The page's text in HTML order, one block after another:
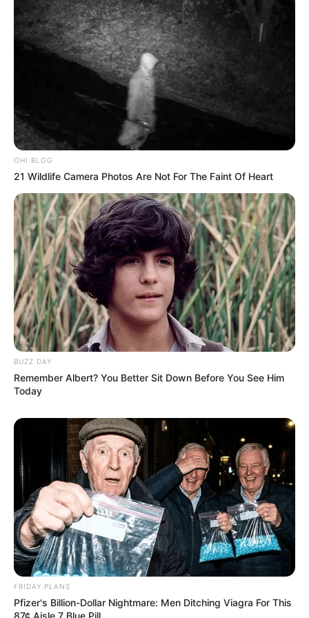
ΔΗΜΟΣΙΟΥ
ΣΤΟ ΜΕΤΑΞΥ, ΕΓΙΝΕ ΓΝΩΣΤΗΗ ΚΑΤΑΘΕΣΗ ΤΩΝ
ΠΡΩΤΩΝ ΑΓΩΓΩΝ ΑΠΟ ΕΠΙΧΕΙΡΗΜΑΤΙΕΣ ΤΗΣ
ΕΣΤΙΑΣΗΣ, ΠΟΥ ΔΙΕΚΔΙΚΟΥΝ ΑΠΟΖΗΜΙΩΣΕΙΣ ΑΠΟ ΤΟ
ΕΛΛΗΝΙΚΟ ΔΗΜΟΣΙΟ
, ΓΙΑ ΤΗΝ ΑΠΑΓΟΡΕΥΣΗ
ΛΕΙΤΟΥΡΓΙΑΣ ΤΩΝ ΚΑΤΑΣΤΗΜΑΤΩΝ ΤΟΥΣ.
«ΟΙ ΑΝΘΡΩΠΟΙ ΤΗΣ ΕΣΤΙΑΣΗΣ ΣΤΕΡΗΘΗΚΑΝ ΤΟΥ
ΔΙΚΑΙΩΜΑΤΟΣ ΤΗΣ ΕΠΑΓΓΕΛΜΑΤΙΚΗΣ ΕΛΕΥΘΕΡΙΑΣ, ΤΗΣ
ΕΠΙΧΕΙΡΗΜΑΤΙΚΗΣ ΕΛΕΥΘΕΡΙΑΣ, ΤΟΥ ΔΙΚΑΙΩΜΑΤΟΣ
ΣΤΗΝ ΕΡΓΑΣΙΑ ΚΑΙ ΣΕ ΑΞΙΟΠΡΕΠΗ ΔΙΑΒΙΩΣΗ»,
ΑΝΑΦΕΡΕΤΑΙ ΣΤΗΝ ΑΝΑΚΟΙΝΩΣΗ ΤΗΣ
ΠΡΩΤΟΒΟΥΛΙΑΣΚΥΚΛΟΣ ΕΠΑΓΓΕΛΜΑΤΙΩΝ ΕΣΤΙΑΣΗΣ,
ΤΟ ΠΛΗΡΕΣ ΚΕΙΜΕΝΟ ΤΗΣ ΟΠΟΙΑΣ ΕΙΝΑΙ ΤΟ ΑΚΟΛΟΥΘΟ:
ΠΡΩΤΕΣ ΑΓΩΓΕΣ ΑΠΟΖΗΜΙΩΣΗΣ ΑΠΟ ΤΟ ΕΛΛΗΝΙΚΟ
OHI BLOG
21 Wildlife Camera Photos Are Not For The Faint Of Heart
BUZZ DAY
Remember Albert? You Better Sit Down Before You See Him
Today
FRIDAY PLANS
Pfizer's Billion-Dollar Nightmare: Men Ditching Viagra For This
87¢ Aisle 7 Blue Pill